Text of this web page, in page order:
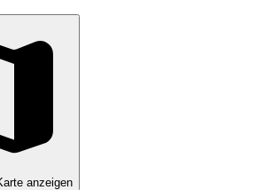
anzeigen